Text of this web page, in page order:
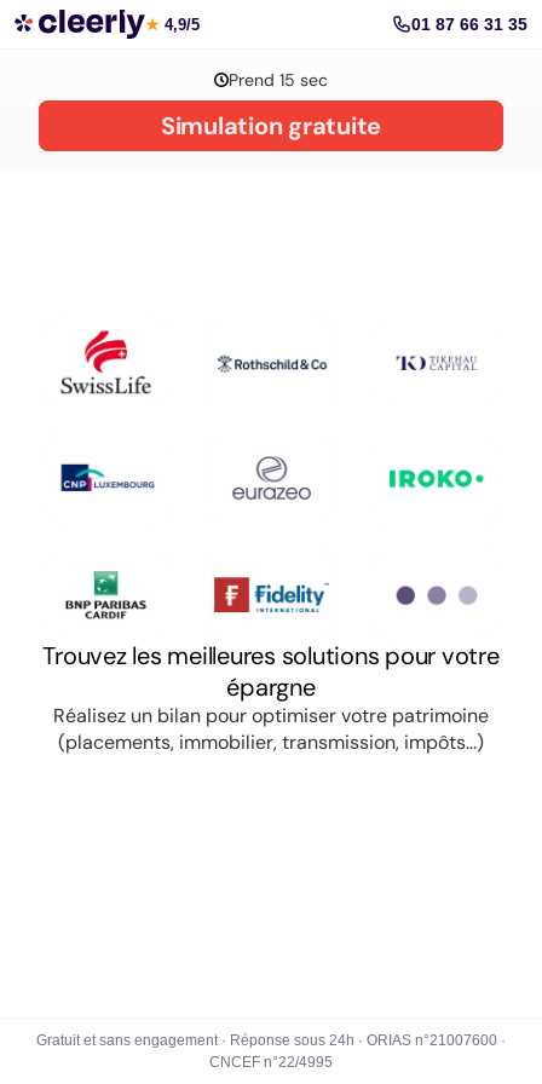
La gestion de patrimoine avec Cleerly
★ 4,9/5 01 87 66 31 35
Gratuit et sans engagement · Réponse sous 24h · ORIAS n°21007600 ·
CNCEF n°22/4995